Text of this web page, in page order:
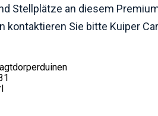
Stellplätze an diesem
kontaktieren Sie bitte Kuiper